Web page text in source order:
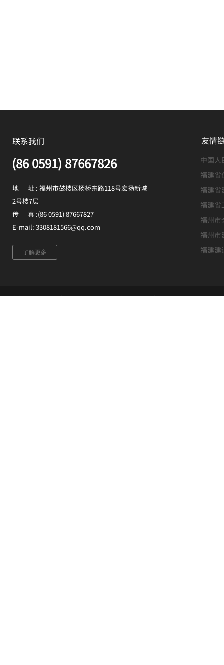
版权所有 ©福建升恒建设集团有限公司 未经许可 严禁复制
联系我们
地 址 : 福州市鼓楼区杨桥东路118号宏扬新城
2号楼7层
传 真 :(86 0591) 87667827
E-mail: 3308181566@qq.com
(86 0591) 87667826
了解更多
友情
中国
福建省
福建省
福建省
福州市
福州
福建